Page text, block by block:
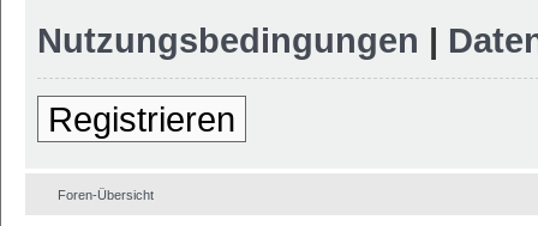
Nutzungsbedingungen |
Registrieren
Foren-Übersicht